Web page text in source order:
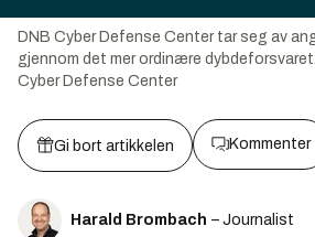
DNB Cyber Defense Center tar seg av
gjennom det mer ordinære dybdeforsvaret.
Cyber Defense Center
Gi bort artikkelen Kommenter
Harald Brombach – Journalist